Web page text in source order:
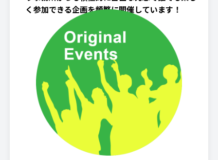
く参加できる企画を頻繁に開催しています！